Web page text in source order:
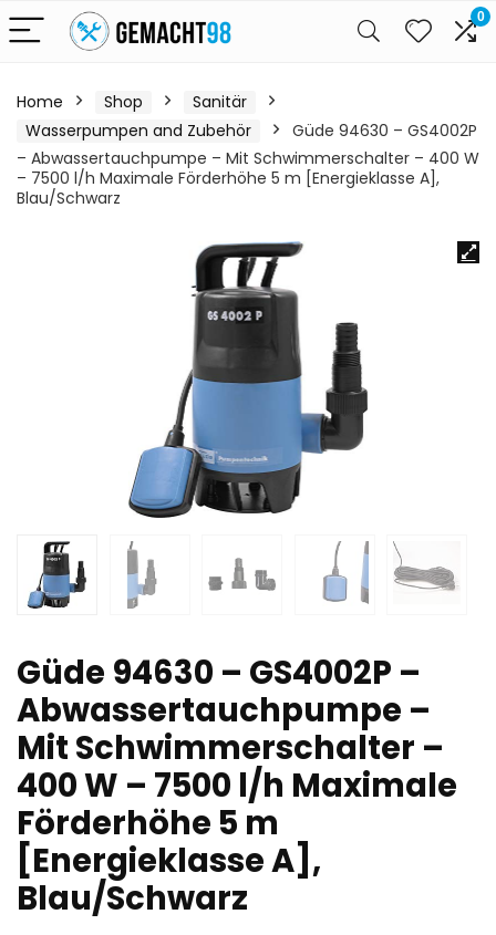
0
Home Shop
Sanitär
Wasserpumpen and Zubehör
Güde 94630 – GS4002P
– Abwassertauchpumpe – Mit Schwimmerschalter – 400 W
– 7500 l/h Maximale Förderhöhe 5 m [Energieklasse A],
Blau/Schwarz
Güde 94630 – GS4002P –
Abwassertauchpumpe –
Mit Schwimmerschalter –
400 W – 7500 l/h Maximale
Förderhöhe 5 m
[Energieklasse A],
Blau/Schwarz